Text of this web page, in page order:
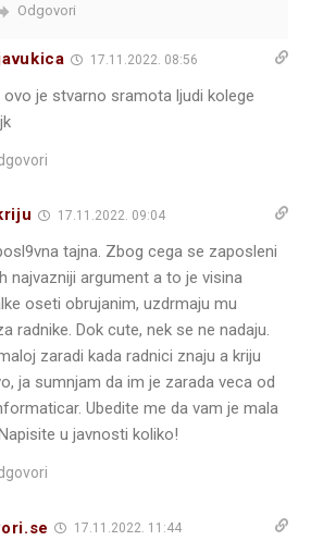
Odgovori
17.11.2022. 08:56
je stvarno sramota ljudi kolege
17.11.2022. 09:04
tajna. Zbog cega se zaposleni
najvazniji argument a to je visina
oseti obrujanim, uzdrmaju mu
radnike. Dok cute, nek se ne nadaju.
zaradi kada radnici znaju a kriju
ja sumnjam da im je zarada veca od
Ubedite me da vam je mala
u javnosti koliko!
17.11.2022. 11:44